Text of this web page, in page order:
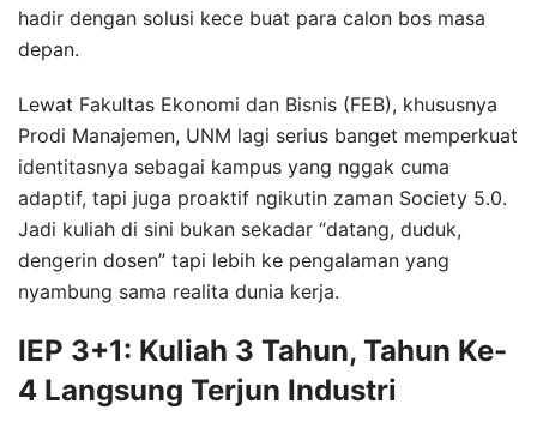
hadir dengan solusi kece buat para calon bos masa
depan.
Lewat Fakultas Ekonomi dan Bisnis (FEB), khususnya
Prodi Manajemen, UNM lagi serius banget memperkuat
identitasnya sebagai kampus yang nggak cuma
adaptif, tapi juga proaktif ngikutin zaman Society 5.0.
Jadi kuliah di sini bukan sekadar “datang, duduk,
dengerin dosen” tapi lebih ke pengalaman yang
nyambung sama realita dunia kerja.
IEP 3+1: Kuliah 3 Tahun, Tahun Ke-
4 Langsung Terjun Industri